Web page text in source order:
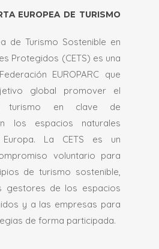
EUROPEA DE TURISMO
de Turismo Sostenible en
Protegidos (CETS) es una
EUROPARC que
global promover el
turismo en clave de
los espacios naturales
La CETS es un
voluntario para
de turismo sostenible,
gestores de los espacios
y a las empresas para
de forma participada.